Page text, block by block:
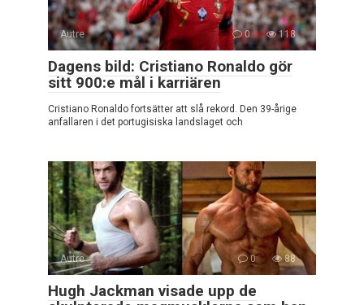
Autre 0 118
Dagens bild: Cristiano Ronaldo gör
sitt 900:e mål i karriären
Cristiano Ronaldo fortsätter att slå rekord. Den 39-årige
anfallaren i det portugisiska landslaget och
Autre 0 88
Hugh Jackman visade upp de